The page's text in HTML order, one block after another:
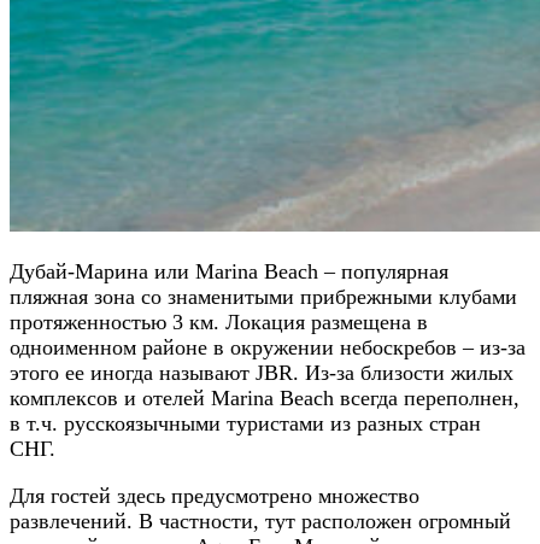
Дубай-Марина или Marina Beach – популярная
пляжная зона со знаменитыми прибрежными клубами
протяженностью 3 км. Локация размещена в
одноименном районе в окружении небоскребов – из-за
этого ее иногда называют JBR. Из-за близости жилых
комплексов и отелей Marina Beach всегда переполнен,
в т.ч. русскоязычными туристами из разных стран
СНГ.
Для гостей здесь предусмотрено множество
развлечений. В частности, тут расположен огромный